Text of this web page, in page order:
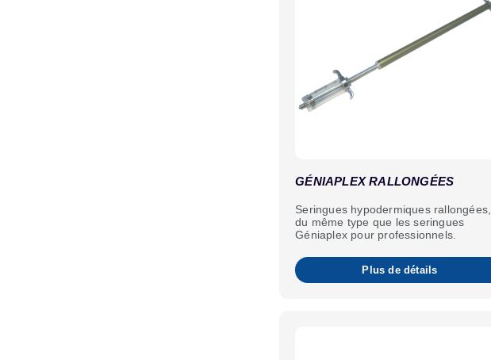
GÉNIAPLEX RALLONGÉES
Seringues hypodermiques rallongées,
du même type que les seringues
Géniaplex pour professionnels.
Plus de détails